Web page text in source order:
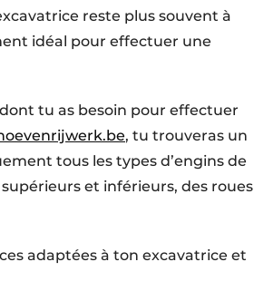
reste plus souvent à
idéal pour effectuer une
tu as besoin pour effectuer
, tu trouveras un
tous les types d’engins de
et inférieurs, des roues
adaptées à ton excavatrice et